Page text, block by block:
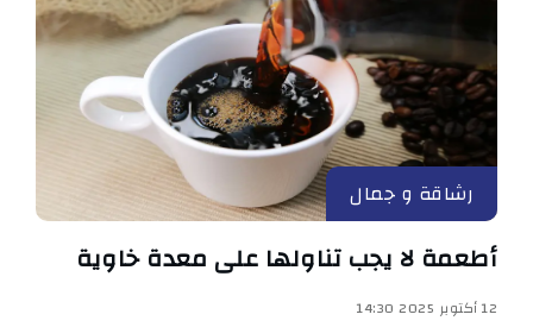
رشاقة و جمال
أطعمة لا يجب تناولها على معدة خاوية
12 أكتوبر 2025 14:30